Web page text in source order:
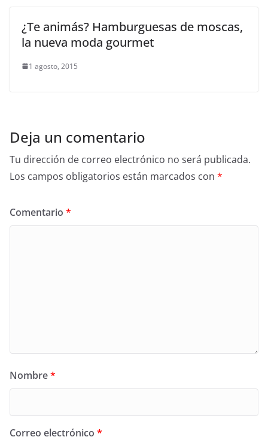
¿Te animás? Hamburguesas de moscas,
la nueva moda gourmet
1 agosto, 2015
Deja un comentario
Tu dirección de correo electrónico no será publicada.
Los campos obligatorios están marcados con *
Comentario *
Nombre*
Correo electrónico *